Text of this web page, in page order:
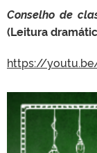
Conselho de
(Leitura
https://